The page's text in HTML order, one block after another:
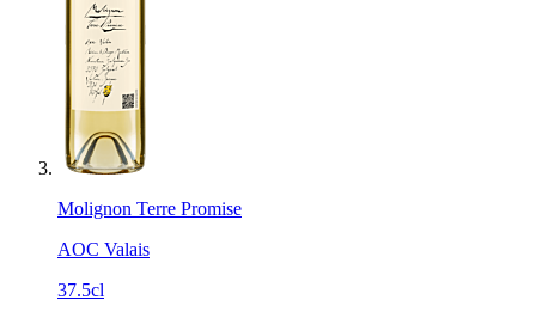
Molignon Terre Promise
AOC Valais
37.5cl